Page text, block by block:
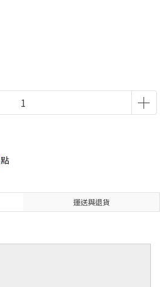
點
運送與退貨